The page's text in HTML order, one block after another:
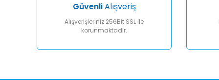
GüvenliAlışveriş
Alışverişleriniz 256Bit SSL ile
korunmaktadır.